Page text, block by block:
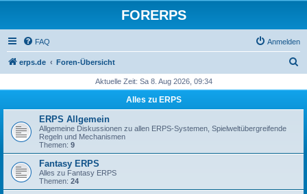
FORERPS
FAQ Anmelden
erps.de Foren-Übersicht
h
Aktuelle Zeit: Sa 8. Aug 2026, 09:34
Alles zu ERPS
ERPS Allgemein
Allgemeine Diskussionen zu allen ERPS-Systemen, Spielweltübergreifende
Regeln und Mechanismen
Themen: 9
Fantasy ERPS
Alles zu Fantasy ERPS
Themen: 24